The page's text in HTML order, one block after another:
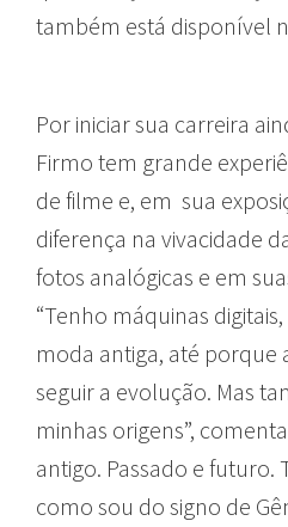
também está disponível
Por iniciar sua carreira
Firmo tem grande
de filme e, em sua
diferença na vivacidade
fotos analógicas e em
“Tenho máquinas
moda antiga, até porque
seguir a evolução. Mas
minhas origens”,
antigo. Passado e futuro.
como sou do signo de